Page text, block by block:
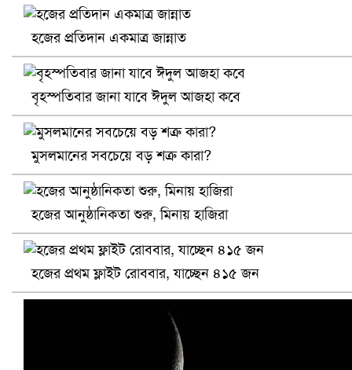
খুলনায় বিএনপি অফিসে গুলি-বোমা হামলা, নিহত ১
প্রোটিয়াদের হারিয়ে বিশ্বকাপের শিরোপা ঘরে তুলল ভারত
হজের প্রতিদান একমাত্র জান্নাত
বৃহস্পতিবার জানা যাবে ঈদুল আজহা কবে
মুসলমানের সবচেয়ে বড় শত্রু কারা?
হজের আনুষ্ঠানিকতা শুরু, মিনায় হাজিরা
হজের প্রথম ফ্লাইট রোববার, যাচ্ছেন ৪১৫ জন